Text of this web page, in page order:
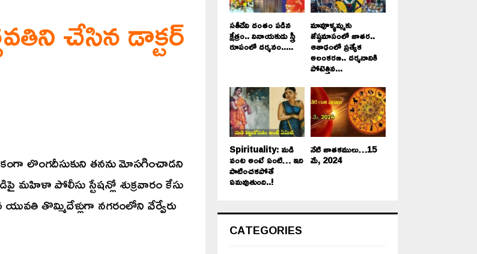
చేసిన డాక్టర్
లొంగదీసుకుని తనను మోసగించాడని
మహిళా పోలీసు స్టేషన్లో శుక్రవారం కేసు
తొమ్మిదేళ్లుగా నగరంలోని వేర్వేరు
సతీదేవి దంతం పడిన
క్షేత్రం.. వినాయకుడు స్త్రీ
రూపంలో దర్శనం.....
మావూళ్ళమ్మకు
జేష్ఠమాసంలో జాతర..
ఆశాఢంలో ప్రత్యేక
అలంకరణ.. దర్శనానికి
పోటెత్తిన...
Spirituality: మడి
వంట అంటే ఏంటి… ఇది
పాటించకపోతే
ఏమవుతుంది..!
నేటి జాతకములు…15
మే, 2024
CATEGORIES